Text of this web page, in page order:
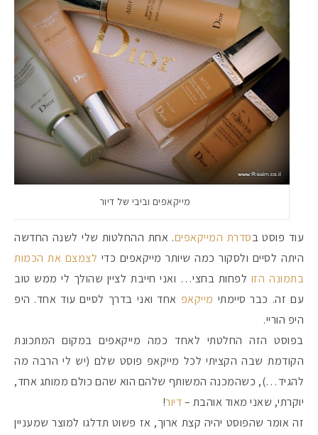
מייקאפים וביבי של דיור
עוד פוסט בסדרת המייקאפים. אחת ההחלטות שלי לשנה החדשה
היתה לסיים ולסקור כמה שיותר מייקאפים כדי לצמצם את הכמות
בתמונה הזו לפחות בחצי… ואני חייבת לציין שהולך לי ממש טוב
עם זה. כבר סיימתי מייקאפ אחד ואני בדרך לסיים עוד אחד. היפ
היפ הוריי.
בפוסט הזה החלטתי לאחד כמה מייקאפים במקום המתכונת
הקודמת שבה הקציתי לכל מייקאפ פוסט שלם (יש לי הרבה מה
להגיד…), כשהמכנה המשותף שלהם הוא שהם כולם ממותג אחד,
יוקרתי, שאני מאוד אוהבת –דיור!
זה אומר שהפוסט יהיה קצת ארוך, אז פשוט תדלגו למוצר שמעניין